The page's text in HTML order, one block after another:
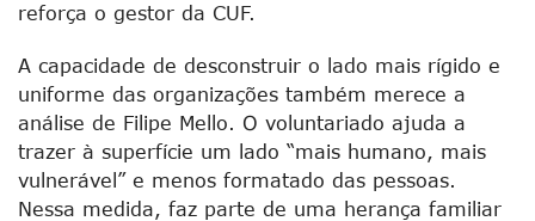
reforça o gestor da CUF.
A capacidade de desconstruir o lado mais rígido e
uniforme das organizações também merece a
análise de Filipe Mello. O voluntariado ajuda a
trazer à superfície um lado “mais humano, mais
vulnerável” e menos formatado das pessoas.
Nessa medida, faz parte de uma herança familiar